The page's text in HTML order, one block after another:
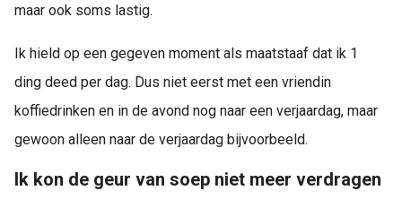
maar ook soms lastig.
Ik hield op een gegeven moment als maatstaaf dat ik 1
ding deed per dag. Dus niet eerst met een vriendin
koffiedrinken en in de avond nog naar een verjaardag, maar
gewoon alleen naar de verjaardag bijvoorbeeld.
Ik kon de geur van soep niet meer verdragen